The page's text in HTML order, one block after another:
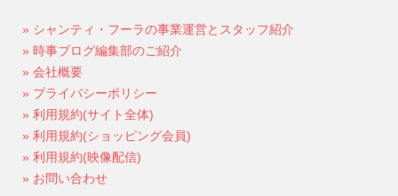
» シャンティ・フーラの事業運営とスタッフ紹介
» 時事ブログ編集部のご紹介
» 会社概要
» プライバシーポリシー
» 利用規約(サイト全体)
» 利用規約(ショッピング会員)
» 利用規約(映像配信)
» お問い合わせ